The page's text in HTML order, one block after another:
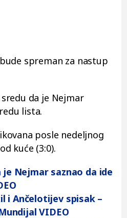
spreman za nastup
da je Nejmar
lista.
posle nedeljnog
kuće (3:0).
Nejmar saznao da ide
i Ančelotijev spisak –
VIDEO